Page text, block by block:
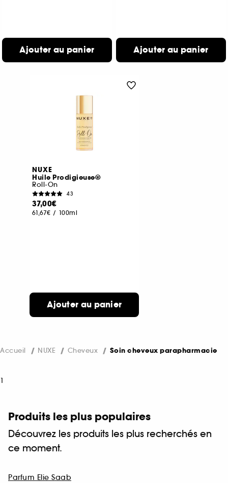
Ajouter au panier Ajouter au panier
NUXE
Huile Prodigieuse®
Roll-On
43
37,00€
61,67€ / 100ml
Ajouter au panier
Accueil NUXE Cheveux Soin cheveux parapharmacie
1
Produits les plus populaires
Découvrez les produits les plus recherchés en
ce moment.
Parfum Elie Saab